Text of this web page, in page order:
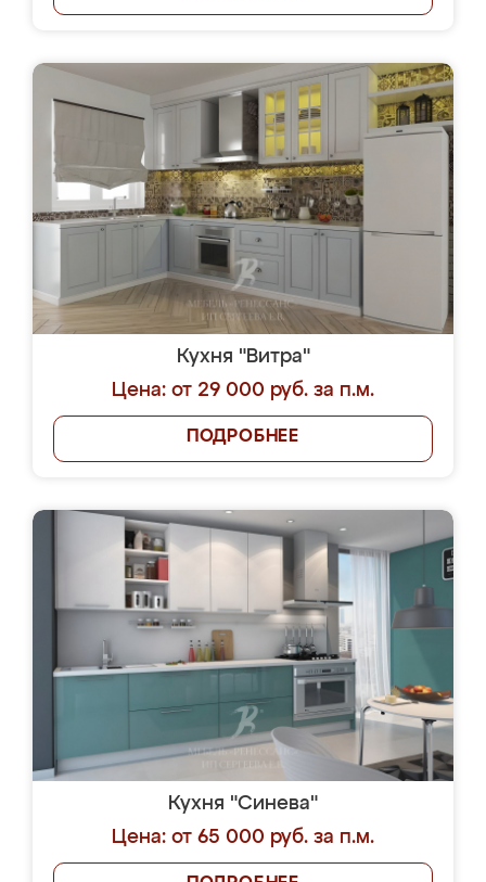
Кухня "Витра"
Цена: от 29 000 руб. за п.м.
ПОДРОБНЕЕ
Кухня "Синева"
Цена: от 65 000 руб. за п.м.